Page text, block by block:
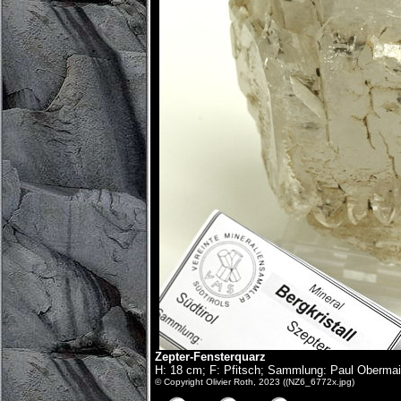
Zepter-Fensterquarz
H: 18 cm; F: Pfitsch; Sammlung: Paul
© Copyright Olivier Roth, 2023 ((NZ6_6772x.jpg)